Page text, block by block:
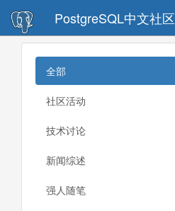
PostgreSQL中文社区
全部
社区活动
技术讨论
新闻综述
强人随笔